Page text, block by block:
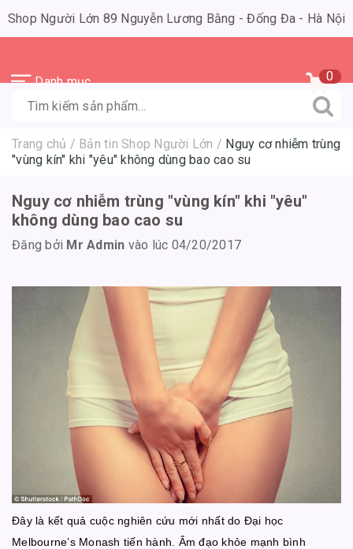
Shop Người Lớn 89 Nguyễn Lương Bằng - Đống Đa - Hà Nội
Danh mục 0
Trang chủ / Bản tin Shop Người Lớn / Nguy cơ nhiễm trùng
"vùng kín" khi "yêu" không dùng bao cao su
Nguy cơ nhiễm trùng "vùng kín" khi "yêu"
không dùng bao cao su
Đăng bởi Mr Admin vào lúc 04/20/2017
Đây là kết quả cuộc nghiên cứu mới nhất do Đại học
Melbourne’s Monash tiến hành. Âm đạo khỏe mạnh bình